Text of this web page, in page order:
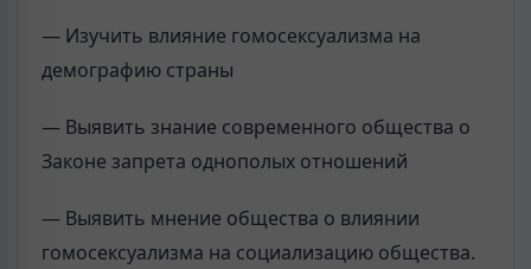
— Изучить влияние гомосексуализма на
демографию страны
— Выявить знание современного общества о
Законе запрета однополых отношений
— Выявить мнение общества о влиянии
гомосексуализма на социализацию общества.